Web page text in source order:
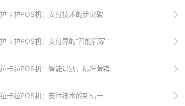
拉卡拉POS机：支付技术的新突破
拉卡拉POS机：支付界的“智能管家”
拉卡拉POS机：智能识别，精准营销
拉卡拉POS机：支付技术的新标杆